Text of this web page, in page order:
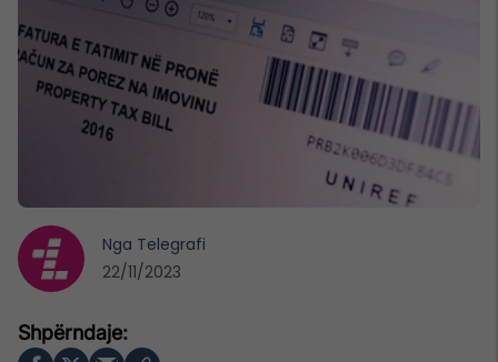
Nga Telegrafi
22/11/2023